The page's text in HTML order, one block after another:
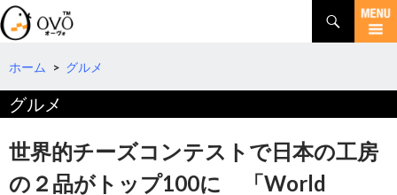
検
索
コ
テ
ツ
へ
ホーム > グルメ
グルメ
世界的チーズコンテストで日本の工房
の２品がトップ100に 「World